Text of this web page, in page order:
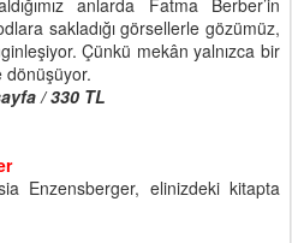
anlarda Fatma Berber’in
sakladığı görsellerle gözümüz,
Çünkü mekân yalnızca bir
dönüşüyor.
/ 330 TL
Enzensberger, elinizdeki kitapta